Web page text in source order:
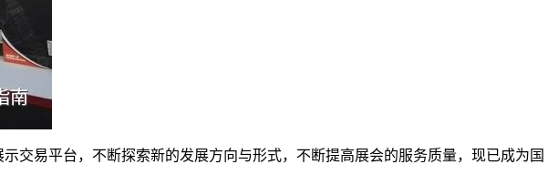
交易平台，不断探索新的发展方向与形式，不断提高展会的服务质量，现已成为国